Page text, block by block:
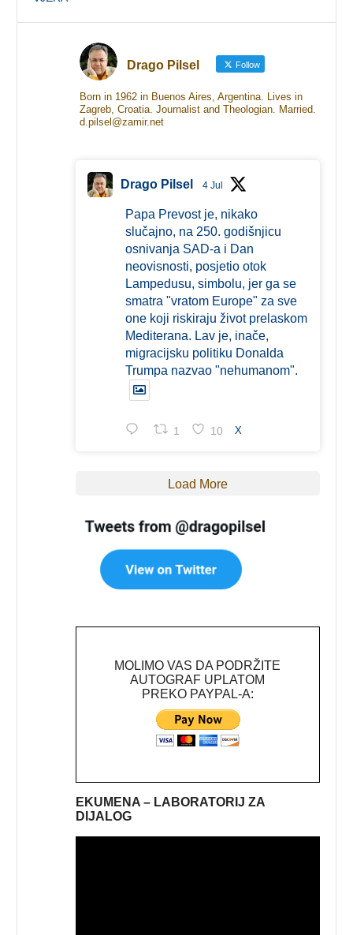
Drago Pilsel Follow
Born in 1962 in Buenos Aires, Argentina. Lives in
Zagreb, Croatia. Journalist and Theologian. Married.
d.pilsel@zamir.net
Drago Pilsel 4 Jul
Papa Prevost je, nikako
slučajno, na 250. godišnjicu
osnivanja SAD-a i Dan
neovisnosti, posjetio otok
Lampedusu, simbolu, jer ga se
smatra "vratom Europe" za sve
one koji riskiraju život prelaskom
Mediterana. Lav je, inače,
migracijsku politiku Donalda
Trumpa nazvao "nehumanom".
1 10 X
Load More
MOLIMO VAS DA PODRŽITE
AUTOGRAF UPLATOM
PREKO PAYPAL-A:
EKUMENA – LABORATORIJ ZA
DIJALOG